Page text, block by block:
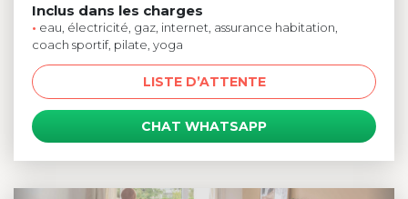
Inclus dans les charges
• eau, électricité, gaz, internet, assurance habitation,
coach sportif, pilate, yoga
LISTE D’ATTENTE
CHAT WHATSAPP